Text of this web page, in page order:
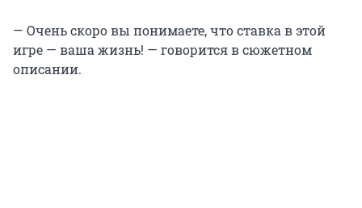
— Очень скоро вы понимаете, что ставка в этой
игре — ваша жизнь! — говорится в сюжетном
описании.